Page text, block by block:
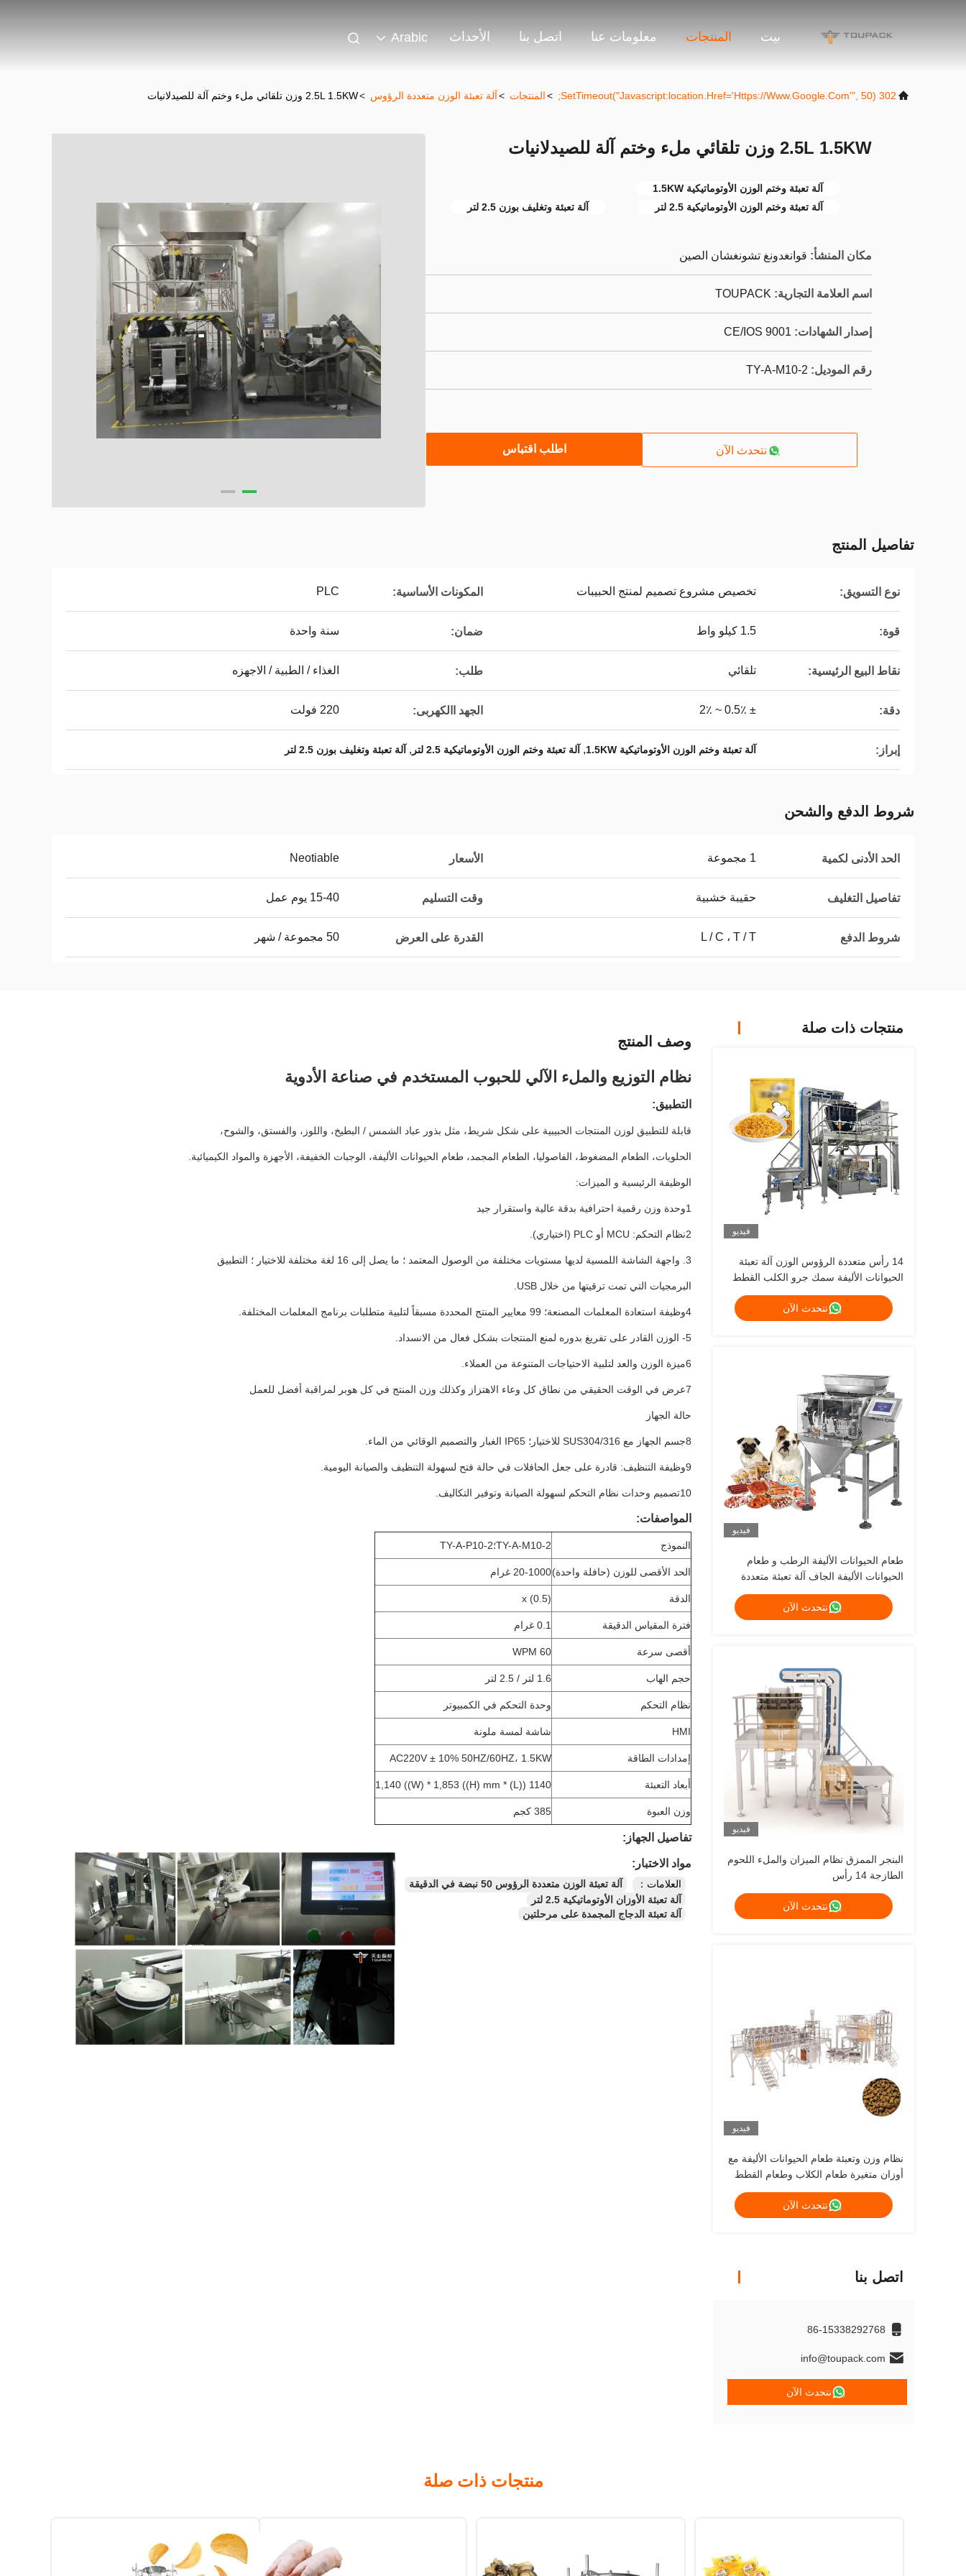
بيت المنتجات معلومات عنا اتصل بنا الأحداث Arabic
302 SetTimeout("javascript:location.href='https://www.google.com'", 50);
>المنتجات >آلة تعبئة الوزن متعددة الرؤوس >2.5L 1.5KW وزن تلقائي ملء وختم آلة للصيدلانيات
2.5L 1.5KW وزن تلقائي ملء وختم آلة للصيدلانيات
آلة تعبئة وختم الوزن الأوتوماتيكية 1.5KW
آلة تعبئة وختم الوزن الأوتوماتيكية 2.5 لتر
آلة تعبئة وتغليف بوزن 2.5 لتر
مكان المنشأ: قوانغدونغ تشونغشان الصين
اسم العلامة التجارية: TOUPACK
إصدار الشهادات: CE/IOS 9001
رقم الموديل: TY-A-M10-2
نتحدث الآن اطلب اقتباس
تفاصيل المنتج
نوع التسويق: تخصيص مشروع تصميم لمنتج الحبيبات المكونات الأساسية: PLC
قوة: 1.5 كيلو واط ضمان: سنة واحدة
نقاط البيع الرئيسية: تلقائي طلب: الغذاء / الطبية / الاجهزه
دقة: ± 0.5٪ ~ 2٪ الجهد االكهربى: 220 فولت
إبراز: آلة تعبئة وختم الوزن الأوتوماتيكية 1.5KW , آلة تعبئة وختم الوزن الأوتوماتيكية 2.5 لتر , آلة تعبئة وتغليف بوزن 2.5 لتر
شروط الدفع والشحن
الحد الأدنى لكمية 1 مجموعة الأسعار Neotiable
تفاصيل التغليف حقيبة خشبية وقت التسليم 15-40 يوم عمل
شروط الدفع L / C ، T / T القدرة على العرض 50 مجموعة / شهر
منتجات ذات صلة
فيديو
14 رأس متعددة الرؤوس الوزن آلة تعبئة
الحيوانات الأليفة سمك جرو الكلب القطط
مصنع وزن الغذاء 120g 240g 400g 1kg
آلة تعبئة زيبلوك
نتحدث الآن
فيديو
طعام الحيوانات الأليفة الرطب و طعام
الحيوانات الأليفة الجاف آلة تعبئة متعددة
الرؤوس طعام الكلاب والقطط يزن 120
كيلوغرام
نتحدث الآن
فيديو
البنجر الممزق نظام الميزان والملء اللحوم
الطازجة 14 رأس
نتحدث الآن
فيديو
نظام وزن وتعبئة طعام الحيوانات الأليفة مع
أوزان متغيرة طعام الكلاب وطعام القطط
نتحدث الآن
اتصل بنا
86-15338292768
info@toupack.com
نتحدث الآن
وصف المنتج
نظام التوزيع والملء الآلي للحبوب المستخدم في صناعة الأدوية
التطبيق:
قابلة للتطبيق لوزن المنتجات الحبيبية على شكل شريط، مثل بذور عباد الشمس / البطيخ، واللوز، والفستق، والشوح،
الحلويات، الطعام المضغوط، الفاصوليا، الطعام المجمد، طعام الحيوانات الأليفة، الوجبات الخفيفة، الأجهزة والمواد الكيميائية.
الوظيفة الرئيسية و الميزات:
1وحدة وزن رقمية احترافية بدقة عالية واستقرار جيد
2نظام التحكم: MCU أو PLC (اختياري).
3. واجهة الشاشة اللمسية لديها مستويات مختلفة من الوصول المعتمد ؛ ما يصل إلى 16 لغة مختلفة للاختيار ؛ التطبيق
البرمجيات التي تمت ترقيتها من خلال USB.
4وظيفة استعادة المعلمات المصنعة؛ 99 معايير المنتج المحددة مسبقاً لتلبية متطلبات برنامج المعلمات المختلفة.
5- الوزن القادر على تفريغ بدوره لمنع المنتجات بشكل فعال من الانسداد.
6ميزة الوزن والعد لتلبية الاحتياجات المتنوعة من العملاء.
7عرض في الوقت الحقيقي من نطاق كل وعاء الاهتزاز وكذلك وزن المنتج في كل هوبر لمراقبة أفضل للعمل
حالة الجهاز
8جسم الجهاز مع SUS304/316 للاختيار؛ IP65 الغبار والتصميم الوقائي من الماء.
9وظيفة التنظيف: قادرة على جعل الحافلات في حالة فتح لسهولة التنظيف والصيانة اليومية.
10تصميم وحدات نظام التحكم لسهولة الصيانة وتوفير التكاليف.
المواصفات:
النموذج TY-A-M10-2؛TY-A-P10-2
الحد الأقصى للوزن (حافلة واحدة)20-1000 غرام
الدقة x (0.5)
فترة المقياس الدقيقة 0.1 غرام
أقصى سرعة 60 WPM
حجم الهاب 1.6 لتر / 2.5 لتر
نظام التحكم وحدة التحكم في الكمبيوتر
HMI شاشة لمسة ملونة
إمدادات الطاقة AC220V ± 10% 50HZ/60HZ، 1.5KW
أبعاد التعبئة 1140 ((L) * 1,140 ((W) * 1,853 ((H) mm
وزن العبوة 385 كجم
تفاصيل الجهاز:
مواد الاختبار:
العلامات：
آلة تعبئة الوزن متعددة الرؤوس 50 نبضة في الدقيقة
آلة تعبئة الأوزان الأوتوماتيكية 2.5 لتر
آلة تعبئة الدجاج المجمدة على مرحلتين
منتجات ذات صلة